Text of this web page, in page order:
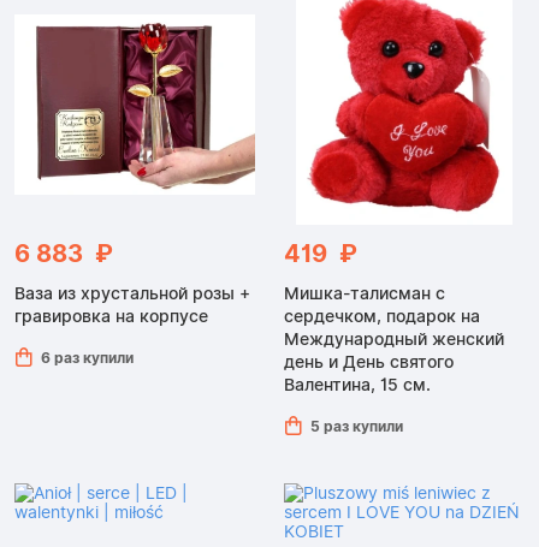
6 883 ₽
Ваза из хрустальной розы +
гравировка на корпусе
6 раз купили
419 ₽
Мишка-талисман с
сердечком, подарок на
Международный женский
день и День святого
Валентина, 15 см.
5 раз купили